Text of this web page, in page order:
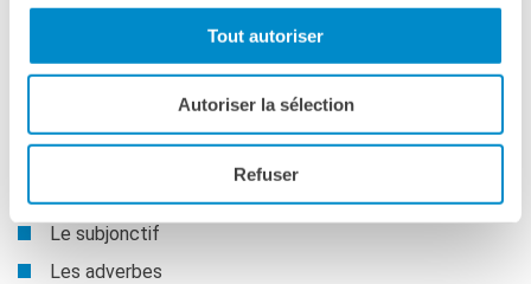
Tout autoriser
Autoriser la sélection
Refuser
Le passif
La phrase interrogative et l’interrogation indirecte
Le conditionnel présent
Le subjonctif
Les adverbes